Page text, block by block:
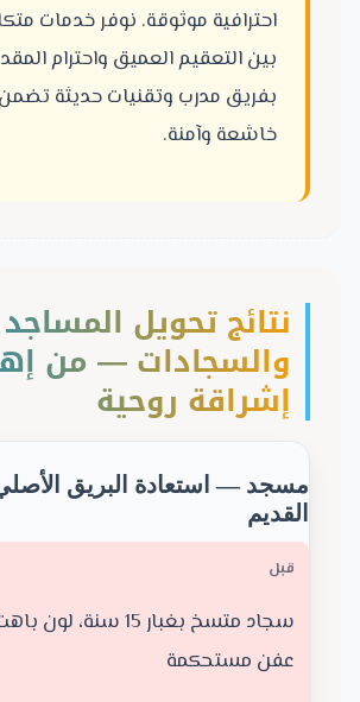
احترافية موثوقة. نوفر خدمات
بين التعقيم العميق واحترام
بفريق مدرب وتقنيات حديثة
خاشعة وآمنة.
نتائج تحويل المساجد
والسجادات — من
إشراقة روحية
مسجد — استعادة البريق
القديم
قبل
سجاد متسخ بغبار 15 سنة،
عفن مستحكمة